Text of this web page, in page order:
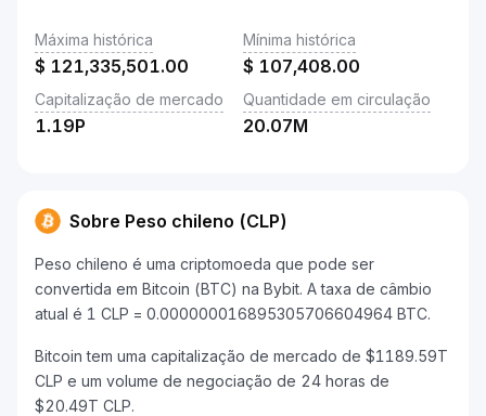
Máxima histórica
$ 121,335,501.00
Mínima histórica
$ 107,408.00
Capitalização de mercado
1.19P
Quantidade em circulação
20.07M
Sobre Peso chileno (CLP)
Peso chileno é uma criptomoeda que pode ser
convertida em Bitcoin (BTC) na Bybit. A taxa de câmbio
atual é 1 CLP = 0.000000016895305706604964 BTC.
Bitcoin tem uma capitalização de mercado de $1189.59T
CLP e um volume de negociação de 24 horas de
$20.49T CLP.